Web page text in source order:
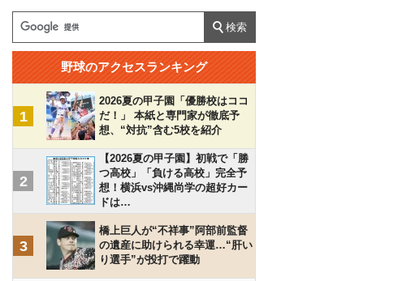
野球のアクセスランキング
1
2026夏の甲子園「優勝校はココ
だ！」 本紙と専門家が徹底予
想、“対抗”含む5校を紹介
2
【2026夏の甲子園】初戦で「勝
つ高校」「負ける高校」完全予
想！横浜vs沖縄尚学の超好カー
ドは…
3
橋上巨人が“不祥事”阿部前監督
の遺産に助けられる幸運…“肝い
り選手”が投打で躍動